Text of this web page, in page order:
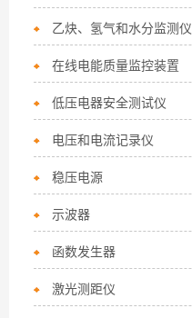
乙炔、氢气和水分监测仪
在线电能质量监控装置
低压电器安全测试仪
电压和电流记录仪
稳压电源
示波器
函数发生器
激光测距仪